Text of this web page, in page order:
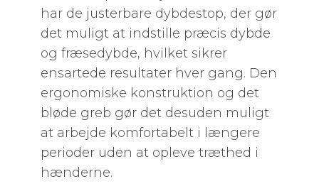
har de justerbare dybdestop, der gør
det muligt at indstille præcis dybde
og fræsedybde, hvilket sikrer
ensartede resultater hver gang. Den
ergonomiske konstruktion og det
bløde greb gør det desuden muligt
at arbejde komfortabelt i længere
perioder uden at opleve træthed i
hænderne.